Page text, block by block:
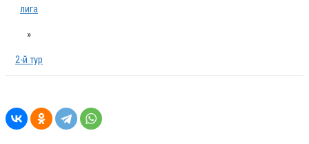
лига
»
2-й тур